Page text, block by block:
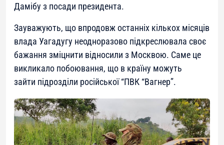
Дамібу з посади президента.
Зауважують, що впродовж останніх кількох місяців
влада Уагадугу неодноразово підкреслювала своє
бажання зміцнити відносили з Москвою. Саме це
викликало побоювання, що в країну можуть
зайти підрозділи російської “ПВК “Вагнер”.